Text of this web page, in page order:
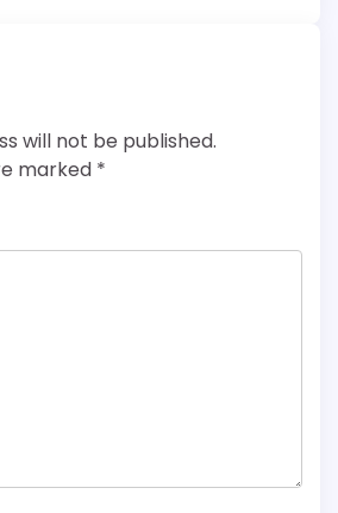
will not be published.
marked *